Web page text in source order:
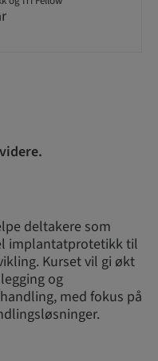
deltakere som
implantatprotetikk til
Kurset vil gi økt
og
med fokus på